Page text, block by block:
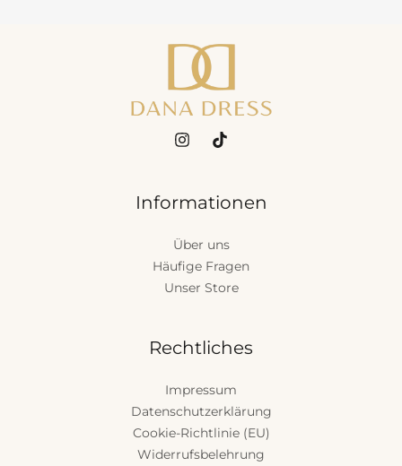
Informationen
Über uns
Häufige Fragen
Unser Store
Rechtliches
Impressum
Datenschutzerklärung
Cookie-Richtlinie (EU)
Widerrufsbelehrung